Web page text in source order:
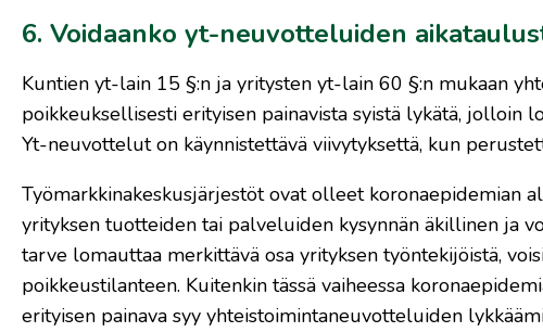
6. Voidaanko yt-neuvotteluiden
Kuntien yt-lain 15 §:n ja yritysten yt-lain 60 §:n mukaan
poikkeuksellisesti erityisen painavista syistä lykätä,
Yt-neuvottelut on käynnistettävä viivytyksettä, kun
Työmarkkinakeskusjärjestöt ovat olleet koronaepidemian
yrityksen tuotteiden tai palveluiden kysynnän äkillinen ja
tarve lomauttaa merkittävä osa yrityksen työntekijöistä,
poikkeustilanteen. Kuitenkin tässä vaiheessa
erityisen painava syy yhteistoimintaneuvotteluiden